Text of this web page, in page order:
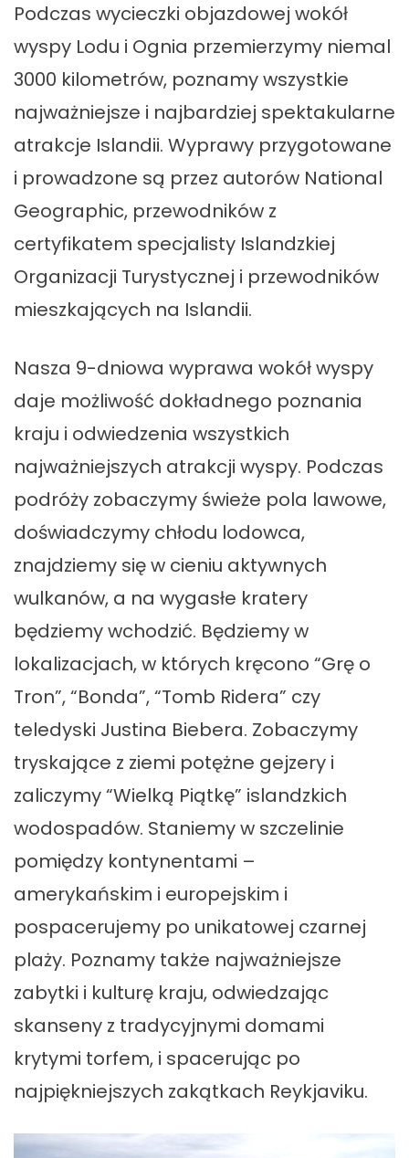
Podczas wycieczki objazdowej wokół
wyspy Lodu i Ognia przemierzymy niemal
3000 kilometrów, poznamy wszystkie
najważniejsze i najbardziej spektakularne
atrakcje Islandii. Wyprawy przygotowane
i prowadzone są przez autorów National
Geographic, przewodników z
certyfikatem specjalisty Islandzkiej
Organizacji Turystycznej i przewodników
mieszkających na Islandii.
Nasza 9-dniowa wyprawa wokół wyspy
daje możliwość dokładnego poznania
kraju i odwiedzenia wszystkich
najważniejszych atrakcji wyspy. Podczas
podróży zobaczymy świeże pola lawowe,
doświadczymy chłodu lodowca,
znajdziemy się w cieniu aktywnych
wulkanów, a na wygasłe kratery
będziemy wchodzić. Będziemy w
lokalizacjach, w których kręcono “Grę o
Tron”, “Bonda”, “Tomb Ridera” czy
teledyski Justina Biebera. Zobaczymy
tryskające z ziemi potężne gejzery i
zaliczymy “Wielką Piątkę” islandzkich
wodospadów. Staniemy w szczelinie
pomiędzy kontynentami –
amerykańskim i europejskim i
pospacerujemy po unikatowej czarnej
plaży. Poznamy także najważniejsze
zabytki i kulturę kraju, odwiedzając
skanseny z tradycyjnymi domami
krytymi torfem, i spacerując po
najpiękniejszych zakątkach Reykjaviku.